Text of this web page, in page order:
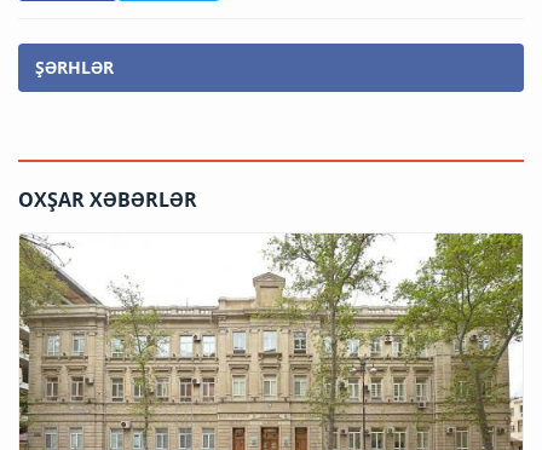
ŞƏRHLƏR
OXŞAR XƏBƏRLƏR